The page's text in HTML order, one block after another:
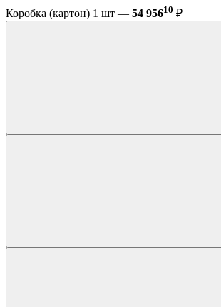
Коробка (картон) 1 шт — 54 95610 ₽